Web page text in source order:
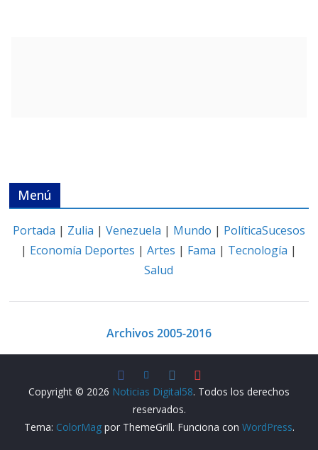
Menú
Portada | Zulia | Venezuela | Mundo | PolíticaSucesos
| Economía Deportes |Artes | Fama | Tecnología |
Salud
Archivos 2005-2016
Copyright © 2026 Noticias Digital58. Todos los derechos
reservados.
Tema: ColorMagpor ThemeGrill. Funciona con WordPress.